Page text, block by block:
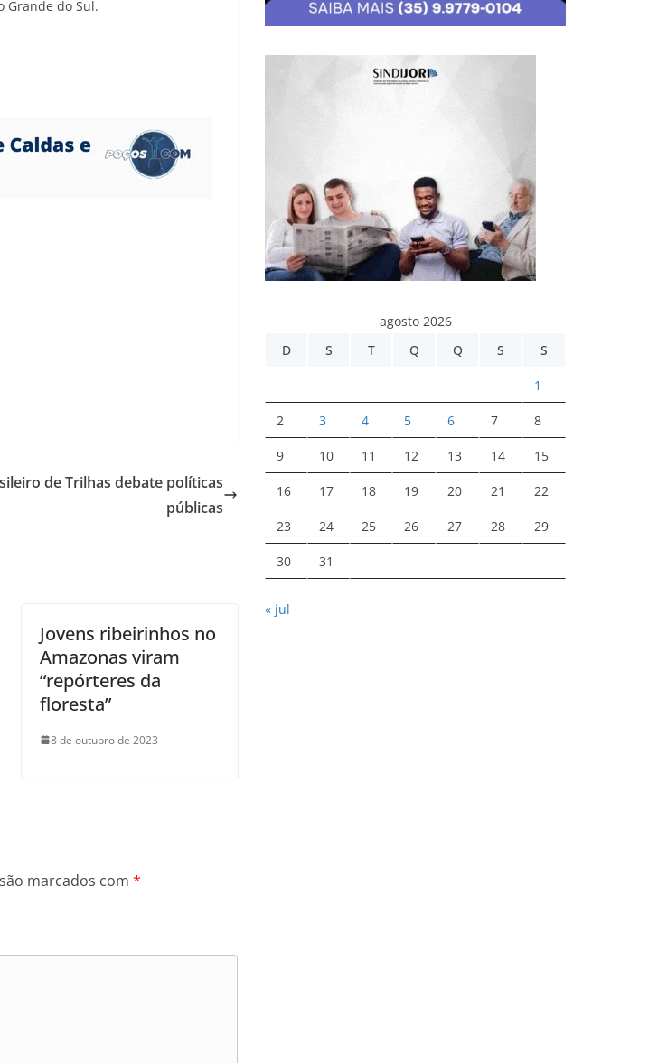
Grande do Sul.
de Trilhas debate políticas
públicas
Jovens ribeirinhos no
Amazonas viram
“repórteres da
floresta”
8 de outubro de 2023
marcados com *
agosto 2026
D
S T Q Q S S
1
2 3 4 5 6 7 8
9 10 11 12 13 14 15
16 17 18 19 20 21 22
23 24 25 26 27 28 29
30 31
« jul